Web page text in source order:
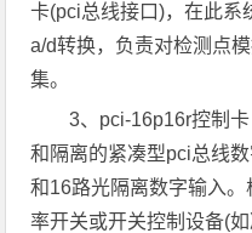
卡(pci总线接口)，在此系
a/d转换，负责对检测点
集。
3、pci-16p16r控制
和隔离的紧凑型pci总线
和16路光隔离数字输入
率开关或开关控制设备(